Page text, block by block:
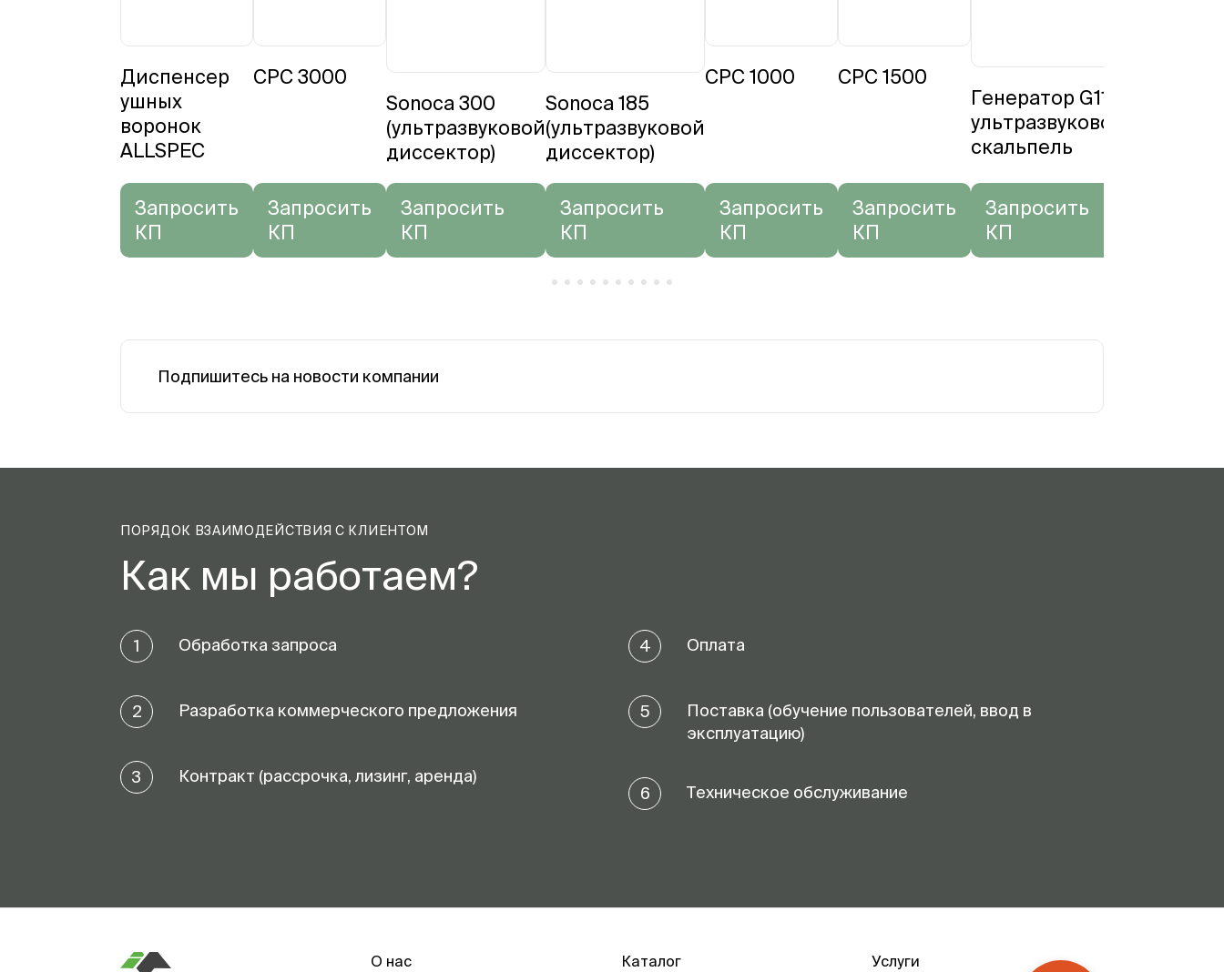
Диспенсер
ушных
воронок
ALLSPEC
Запросить
КП
CPC 3000
Запросить
КП
Sonoca 300
(ультразвуковой
диссектор)
Запросить
КП
Sonoca 185
(ультразвуковой
диссектор)
Запросить
КП
CPC 1000
Запросить
КП
CPC 1500
Запросить
КП
Генератор G11
ультразвуковой
скальпель
Запросить
КП
Подпишитесь на новости компании
ПОРЯДОК ВЗАИМОДЕЙСТВИЯ С КЛИЕНТОМ
Как мы работаем?
1 Обработка запроса
2 Разработка коммерческого предложения
3 Контракт (рассрочка, лизинг, аренда)
4 Оплата
5
Поставка (обучение пользователей, ввод в
эксплуатацию)
6 Техническое обслуживание
О нас Каталог Услуги